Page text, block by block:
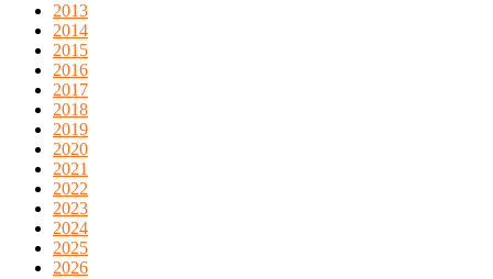
2013
2014
2015
2016
2017
2018
2019
2020
2021
2022
2023
2024
2025
2026